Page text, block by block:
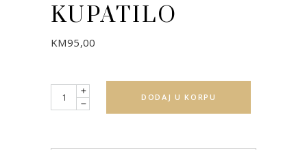
KUPATILO
KM95,00
Quantity DODAJ U KORPU